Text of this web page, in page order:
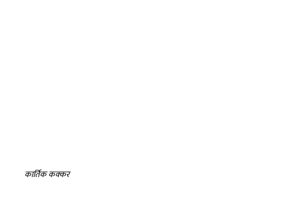
कार्तिक कक्कर